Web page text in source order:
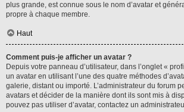
plus grande, est connue sous le nom d’avatar et
propre à chaque membre.
Haut
Comment puis-je afficher un avatar ?
Depuis votre panneau d’utilisateur, dans l’onglet «
un avatar en utilisant l’une des quatre méthodes
galerie, distant ou importé. L’administrateur du forum
avatars et décider de la manière dont ils sont mis à
pouvez pas utiliser d’avatar, contactez un